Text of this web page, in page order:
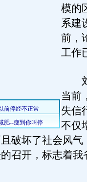
模的
系建
前，
工作
刘
当前
失信
不仅
破坏了社会风气
召开，标志着我